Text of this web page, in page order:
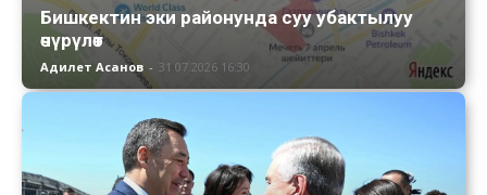
Бишкектин эки районунда суу убактылуу
өчүрүлөт
Адилет Асанов - 31.07.2026 16:30